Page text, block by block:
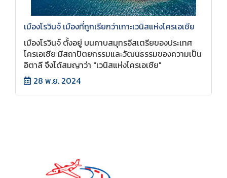
เมืองโรวินจ์ เมืองที่ถูกเรียกว่าเกาะเวนิสแห่งโครเอเชีย
เมืองโรวินจ์ ตั้งอยู่ บนคาบสมุทรอีสเตรียของประเทศ
โครเอเชีย มีสถาปัตยกรรมและวัฒนธรรมของความเป็น
อิตาลี จึงได้สมญาว่า "เวนิสแห่งโครเอเชีย"
28 พ.ย. 2024